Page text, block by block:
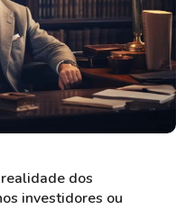
dos
investidores ou